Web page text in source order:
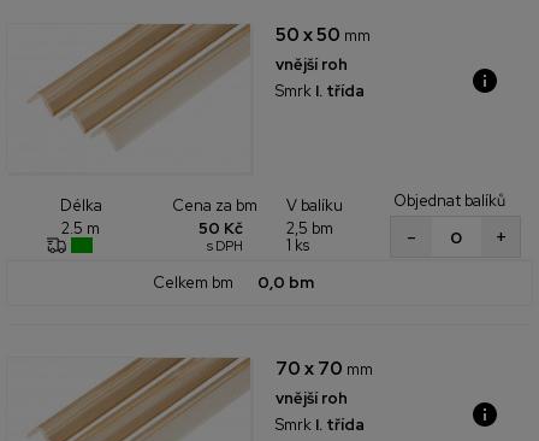
50 x 50 mm
vnější roh
Smrk I. třída
Délka
2.5 m
Cena za bm
50 Kč
s DPH
V balíku
2,5 bm
1 ks
Objednat balíků
+
-
Celkem bm 0,0 bm
70 x 70 mm
vnější roh
Smrk I. třída